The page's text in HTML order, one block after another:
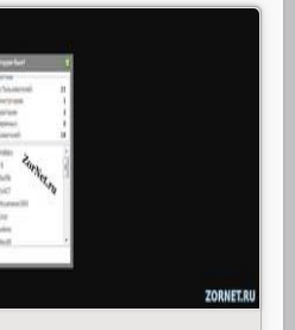
далее